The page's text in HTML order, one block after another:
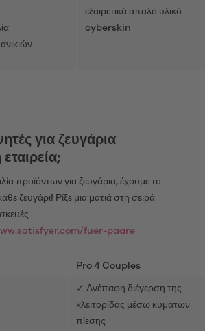
εξαιρετικά απαλό υλικό
cyberskin
για ζευγάρια
προϊόντων για ζευγάρια, έχουμε το
ζευγάρι! Ρίξε μια ματιά στη σειρά
fuer-paare
Pro 4 Couples
✓ Ανέπαφη διέγερση της
κλειτορίδας μέσω κυμάτων
πίεσης